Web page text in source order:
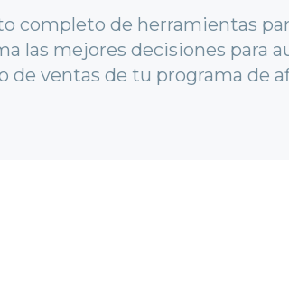
completo de herramientas
las mejores decisiones para
ventas de tu programa de